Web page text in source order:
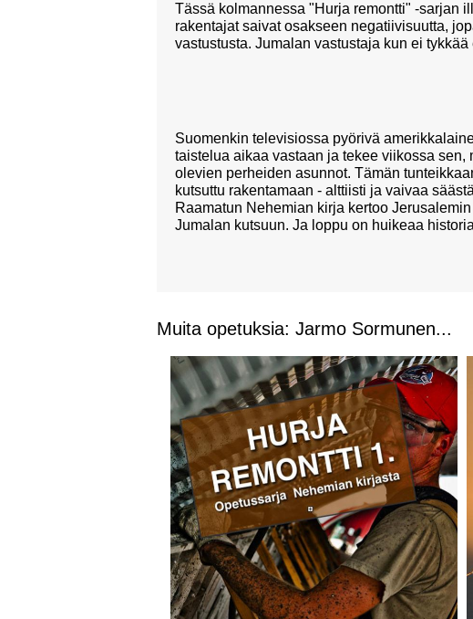
Tässä kolmannessa "Hurja remontti" -sarjan
rakentajat saivat osakseen negatiivisuutta,
vastustusta. Jumalan vastustaja kun ei
Suomenkin televisiossa pyörivä
taistelua aikaa vastaan ja tekee viikossa
olevien perheiden asunnot. Tämän
kutsuttu rakentamaan - alttiisti ja vaivaa
Raamatun Nehemian kirja kertoo
Jumalan kutsuun. Ja loppu on huikeaa
Muita opetuksia: Jarmo Sormunen...